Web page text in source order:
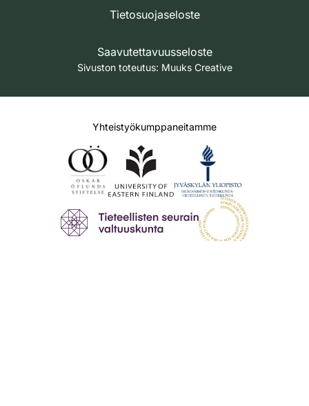
Tietosuojaseloste
Saavutettavuusseloste
Sivuston toteutus: Muuks Creative
Yhteistyökumppaneitamme